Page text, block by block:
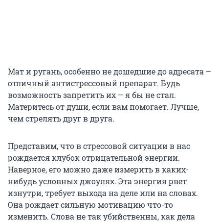
Мат и ругань, особенно не дошедшие до адресата –
отличный антистрессовый препарат. Будь
возможность запретить их – я бы не стал.
Материтесь от души, если вам помогает. Лучше,
чем стрелять друг в друга.
Представим, что в стрессовой ситуации в нас
рождается клубок отрицательной энергии.
Наверное, его можно даже измерить в каких-
нибудь условных джоулях. Эта энергия рвет
изнутри, требует выхода на деле или на словах.
Она рождает сильную мотивацию что-то
изменить. Слова не так убийственны, как дела